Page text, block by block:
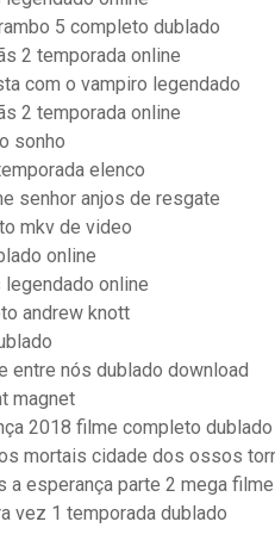
5 completo dublado
2 temporada online
com o vampiro legendado
2 temporada online
sonho
elenco
senhor anjos de resgate
mkv de video
online
legendado online
andrew knott
entre nós dublado download
magnet
2018 filme completo dublado
mortais cidade dos ossos
a esperança parte 2 mega
vez 1 temporada dublado